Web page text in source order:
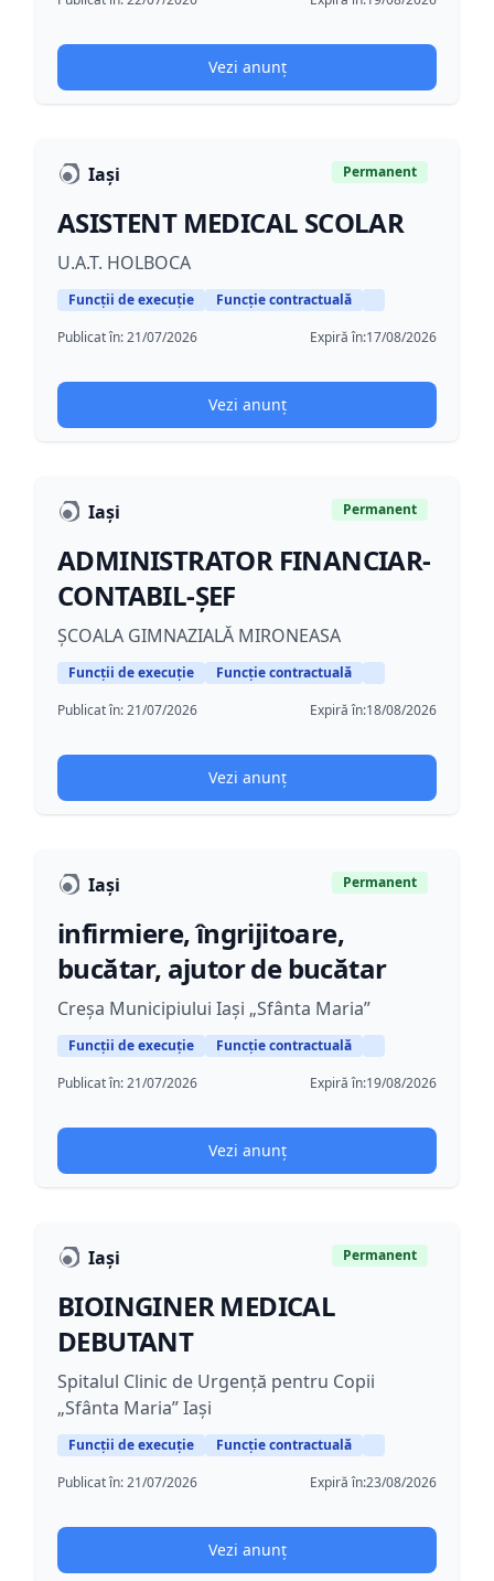
Vezi anunț
Iași Permanent
ASISTENT MEDICAL SCOLAR
U.A.T. HOLBOCA
Funcții de execuție
Funcție contractuală
Publicat în:21/07/2026 Expiră în:17/08/2026
Vezi anunț
Iași Permanent
ADMINISTRATOR FINANCIAR-
CONTABIL-ȘEF
ȘCOALA GIMNAZIALĂ MIRONEASA
Funcții de execuție
Funcție contractuală
Publicat în:21/07/2026 Expiră în:18/08/2026
Vezi anunț
Iași Permanent
infirmiere, îngrijitoare,
bucătar, ajutor de bucătar
Creșa Municipiului Iași „Sfânta Maria”
Funcții de execuție
Funcție contractuală
Publicat în:21/07/2026 Expiră în:19/08/2026
Vezi anunț
Iași Permanent
BIOINGINER MEDICAL
DEBUTANT
Spitalul Clinic de Urgență pentru Copii
„Sfânta Maria” Iași
Funcții de execuție
Funcție contractuală
Publicat în:21/07/2026 Expiră în:23/08/2026
Vezi anunț